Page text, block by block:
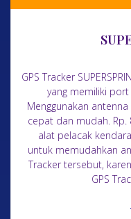
GPS Tracker
yang memiliki port
Menggunakan
cepat dan mudah. Rp.
alat pelacak
untuk memudahkan
Tracker tersebut,
GPS